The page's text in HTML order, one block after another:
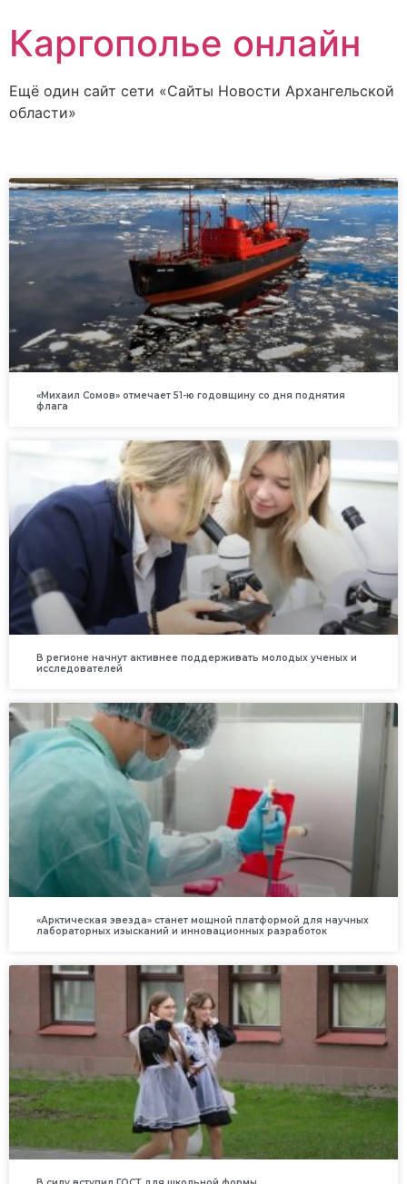
Каргополье онлайн
Ещё один сайт сети «Сайты Новости Архангельской
области»
«Михаил Сомов» отмечает 51-ю годовщину со дня поднятия
флага
В регионе начнут активнее поддерживать молодых ученых и
исследователей
«Арктическая звезда» станет мощной платформой для научных
лабораторных изысканий и инновационных разработок